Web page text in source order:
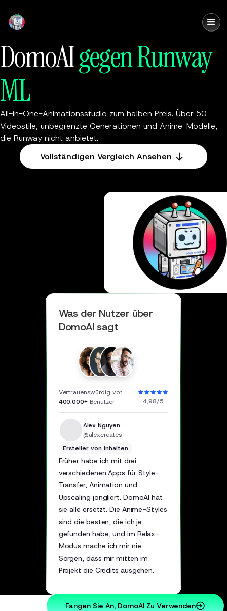
DomoAIgegen Runway
ML
All-in-One-Animationsstudio zum halben Preis. Über 50
Videostile, unbegrenzte Generationen und Anime-Modelle,
die Runway nicht anbietet.
Vollständigen Vergleich Ansehen
Was der Nutzer über
DomoAI sagt
Vertrauenswürdig von
400.000+ Benutzer 4,98/5
Alex Nguyen
@alexcreates
Ersteller von Inhalten
Früher habe ich mit drei
verschiedenen Apps für Style-
Transfer, Animation und
Upscaling jongliert. DomoAI hat
sie alle ersetzt. Die Anime-Styles
sind die besten, die ich je
gefunden habe, und im Relax-
Modus mache ich mir nie
Sorgen, dass mir mitten im
Projekt die Credits ausgehen.
Fangen Sie An, DomoAI Zu Verwenden